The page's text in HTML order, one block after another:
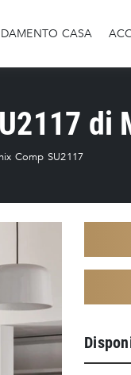
CASA
di
Comp SU2117